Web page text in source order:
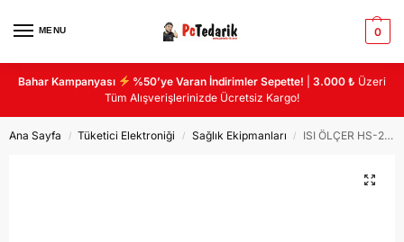
MENU 0
Bahar Kampanyası %50’ye Varan İndirimler Sepette! |3.000 ₺ Üzeri
Tüm Alışverişlerinizde Ücretsiz Kargo!
Ana Sayfa / Tüketici Elektroniği / Sağlık Ekipmanları / ISI ÖLÇER HS-257 – ATEŞ ÖLÇER